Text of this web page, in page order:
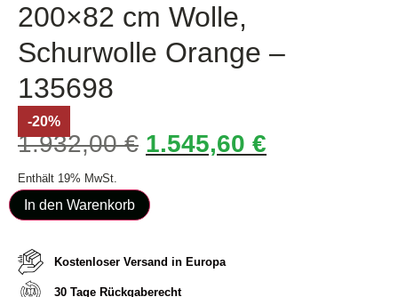
200×82 cm Wolle,
Schurwolle Orange –
135698
-20%
1.932,00€ 1.545,60 €
Enthält 19% MwSt.
In den Warenkorb
Kostenloser Versand in Europa
30 Tage Rückgaberecht